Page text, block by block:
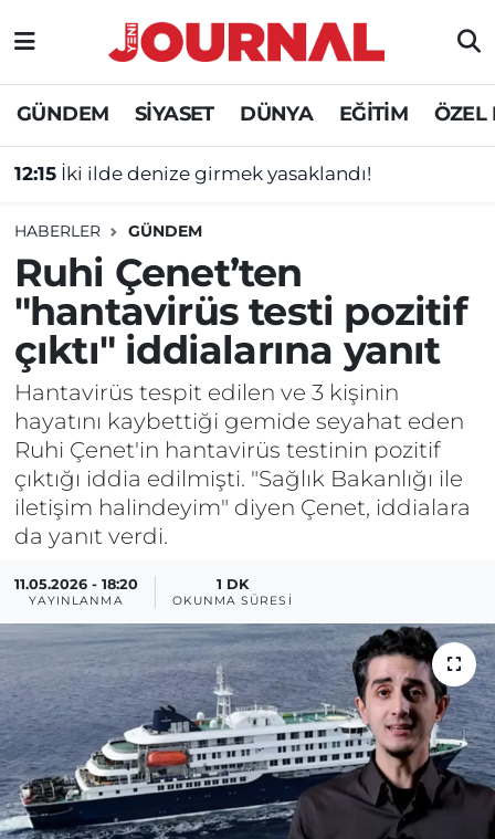
GÜNDEM SİYASET DÜNYA EĞİTİM ÖZEL
12:15 İki ilde denize girmek yasaklandı!
HABERLER GÜNDEM
Ruhi Çenet’ten
"hantavirüs testi pozitif
çıktı" iddialarına yanıt
Hantavirüs tespit edilen ve 3 kişinin
hayatını kaybettiği gemide seyahat eden
Ruhi Çenet'in hantavirüs testinin pozitif
çıktığı iddia edilmişti. "Sağlık Bakanlığı ile
iletişim halindeyim" diyen Çenet, iddialara
da yanıt verdi.
11.05.2026 - 18:20
YAYINLANMA
1 DK
OKUNMA SÜRESI
GÜNDEM
SİYASET
DÜNYA
EĞİTİM
ÖZEL HABER
Nöbetçi Eczaneler
Hava Durumu
Süper Lig Puan Durumu ve Fikstür
Tüm Manşetler
Son Dakika Haberleri
Haber Arşivi